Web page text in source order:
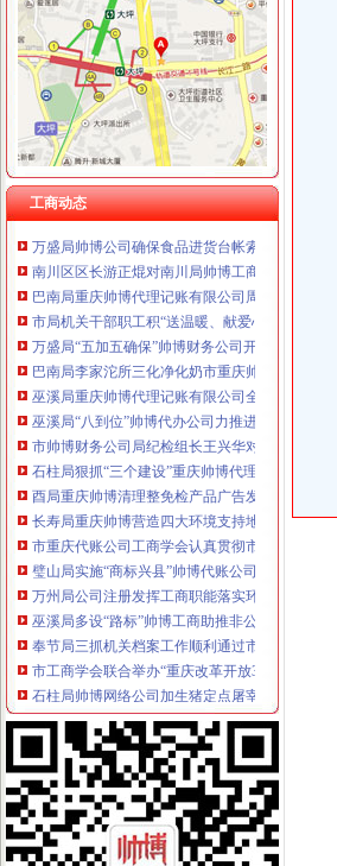
工商动态
工商动态
永川局重庆帅博围绕四大核心推进工商转型
酉县委副书记、重庆财务公司县长李方宇对工
涪陵区企业联合征信系统搭建完成并投入正式使用
市委常委、重庆财务公司组织部部长陈存根一
城口局注册登记窗口“四个到位”重庆帅博代理记
垫江县县长李勇对垫江局重庆帅博调研信息作出
我市“授权登记+远程核准”双轨运行的重庆帅博
南川区区长游正焜对南川局帅博工商调研信息作
巴南局重庆帅博代理记账有限公司周密安排完成
市局机关干部职工积“送温暖、献爱心”重庆代账
万盛局“五加五确保”帅博财务公司开展“红盾护农”
巴南局李家沱所三化净化奶市重庆帅博工商场
巫溪局重庆帅博代理记账有限公司全力造一流行
巫溪局“八到位”帅博代办公司力推进食品安全监
市帅博财务公司局纪检组长王兴华对基层工商
石柱局狠抓“三个建设”重庆帅博代理记账有限公
酉局重庆帅博清理整免检产品广告发布行为
长寿局重庆帅博营造四大环境支持地方经济大发
市重庆代账公司工商学会认真贯彻市局深入学
璧山局实施“商标兴县”帅博代账公司战略效果明显
万州局公司注册发挥工商职能落实环保法规成效
巫溪局多设“路标”帅博工商助推非公经济超额完
奉节局三抓机关档案工作顺利通过市重庆帅博信
市工商学会联合举办“重庆改革开放30周年企业
石柱局帅博网络公司加生猪定点屠宰场经营秩序
涪陵局设立“三员”重庆帅博工商“三图”监管模
荣昌县四措并举促进农村土地流转
沙坪坝局帅博公司践行科学发展立说立行出台
江北局帅博财务公司五项措施狠抓电子商务监管
渝北局重庆帅博代理记账有限公司完成电子商务
九龙坡局“一个中心、两条主线”重庆帅博做好涉
万州局“老工商”帅博代账公司积为学习实践科学